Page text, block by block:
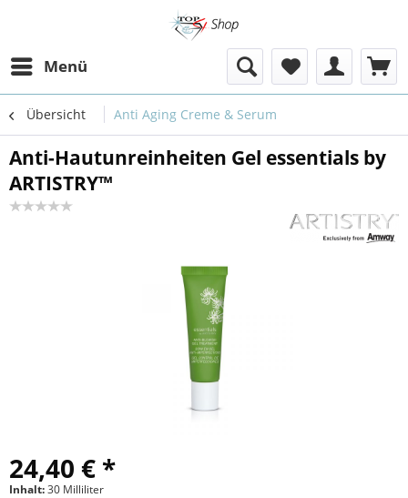
Menü
Übersicht Anti Aging Creme & Serum
Anti-Hautunreinheiten Gel essentials by
ARTISTRY™
24,40 € *
Inhalt:30 Milliliter